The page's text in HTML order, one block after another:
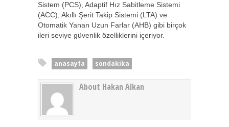
Sistem (PCS), Adaptif Hız Sabitleme Sistemi
(ACC), Akıllı Şerit Takip Sistemi (LTA) ve
Otomatik Yanan Uzun Farlar (AHB) gibi birçok
ileri seviye güvenlik özelliklerini içeriyor.
anasayfa sondakika
About Hakan Alkan